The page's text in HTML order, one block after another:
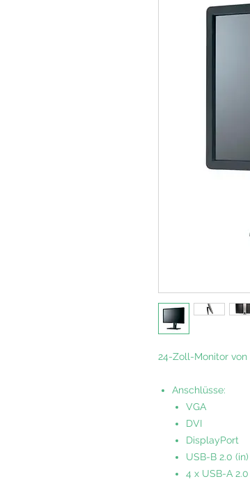
24-Zoll-Monitor von
Anschlüsse:
VGA
DVI
DisplayPort
USB-B 2.0 (in)
4 x USB-A